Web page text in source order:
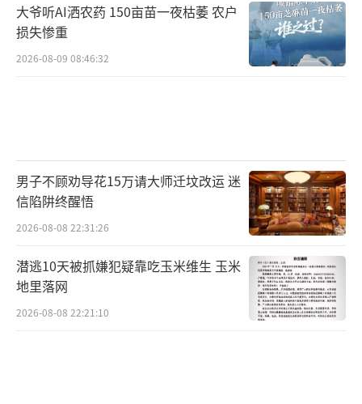
大爷听AI洒农药 150亩苗一夜枯萎 农户
损失惨重
2026-08-09 08:46:32
男子不顾劝导花15万请大师迁坟改运 迷
信陷阱终醒悟
2026-08-08 22:31:26
潜逃10天被抓嫌犯疑靠吃玉米维生 玉米
地里落网
2026-08-08 22:21:10